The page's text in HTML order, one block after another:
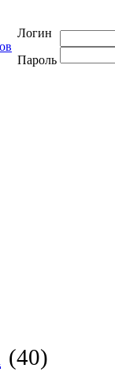
Логин
Пароль
(40)